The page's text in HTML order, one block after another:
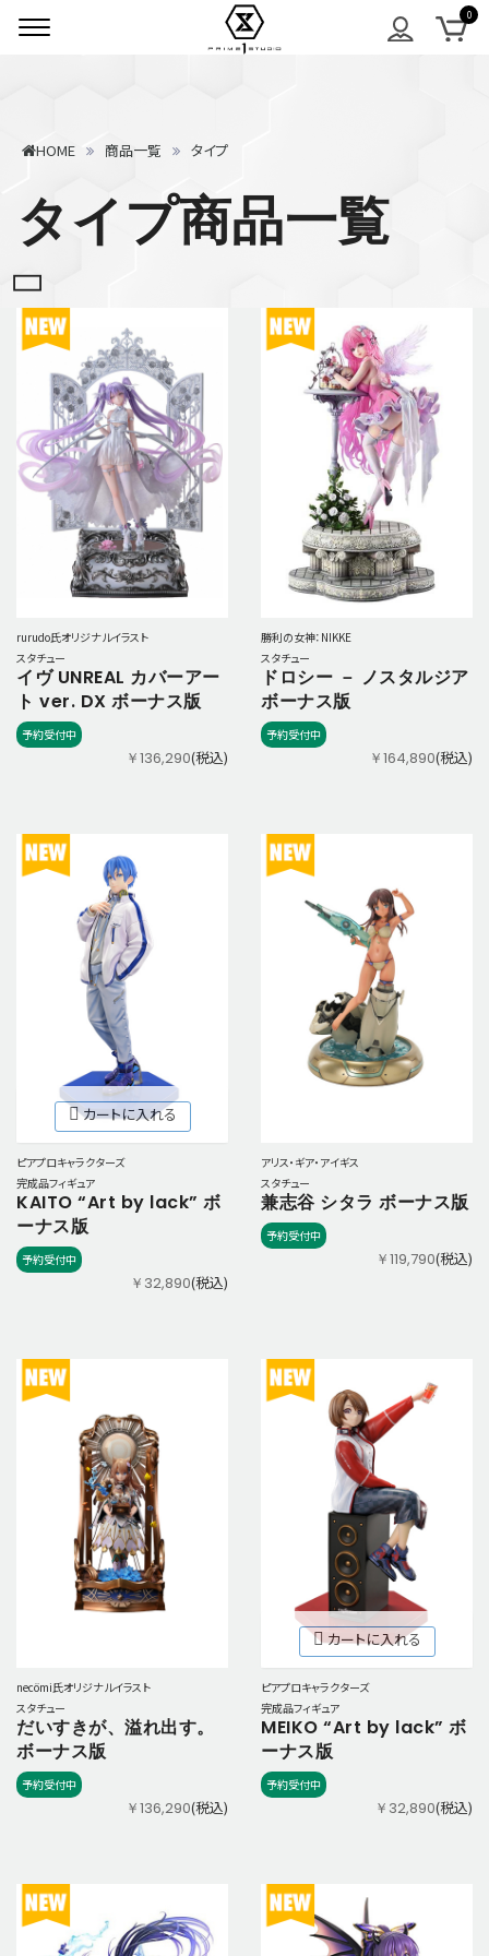
HOME 商品一覧 タイプ
タイプ商品一覧
rurudo氏オリジナルイラスト
スタチュー
イヴ UNREAL カバーアー
ト ver. DX ボーナス版
予約受付中
￥136,290(税込)
勝利の女神：NIKKE
スタチュー
ドロシー － ノスタルジア
ボーナス版
予約受付中
￥164,890(税込)
カートに入れる
ピアプロキャラクターズ
完成品フィギュア
KAITO “Art by lack” ボ
ーナス版
予約受付中
￥32,890(税込)
アリス・ギア・アイギス
スタチュー
兼志谷 シタラ ボーナス版
予約受付中
￥119,790(税込)
necömi氏オリジナルイラスト
スタチュー
だいすきが、溢れ出す。
ボーナス版
予約受付中
￥136,290(税込)
カートに入れる
ピアプロキャラクターズ
完成品フィギュア
MEIKO “Art by lack” ボ
ーナス版
予約受付中
￥32,890(税込)